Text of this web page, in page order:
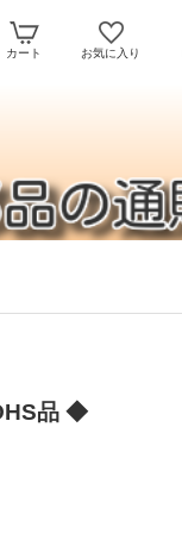
カート お気に入り
品 ◆